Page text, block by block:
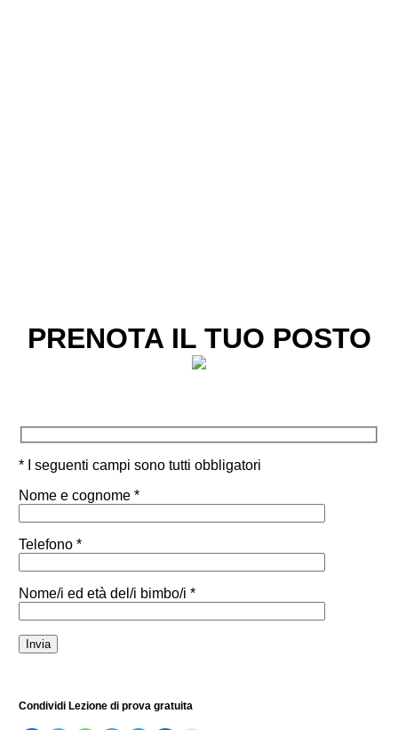
PRENOTA IL TUO POSTO
* I seguenti campi sono tutti obbligatori
Nome e cognome *
Telefono *
Nome/i ed età del/i bimbo/i *
Condividi Lezione di prova gratuita